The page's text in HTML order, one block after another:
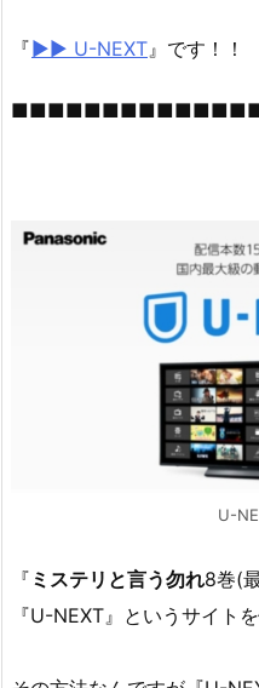
『▶︎▶︎ U-NEXT 』です！！
U-
『 ミステリと言う勿れ8巻(
『U-NEXT』というサイト